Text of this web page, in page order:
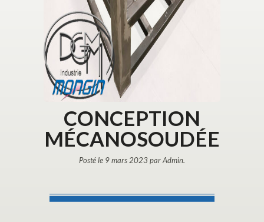
CONCEPTION
MÉCANOSOUDÉE
Posté le 9 mars 2023 par Admin.